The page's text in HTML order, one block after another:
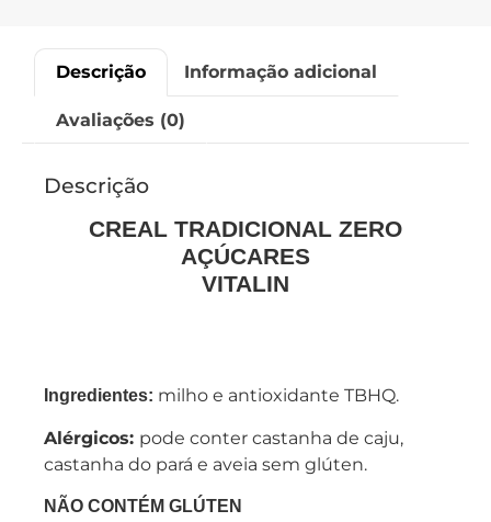
Descrição Informação adicional
Avaliações (0)
Descrição
CREAL TRADICIONAL ZERO
AÇÚCARES
VITALIN
Ingredientes: milho e antioxidante TBHQ.
Alérgicos: pode conter castanha de caju,
castanha do pará e aveia sem glúten.
NÃO CONTÉM GLÚTEN